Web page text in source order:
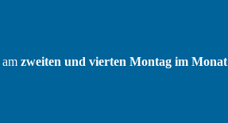
am zweiten und vierten Montag im Monat